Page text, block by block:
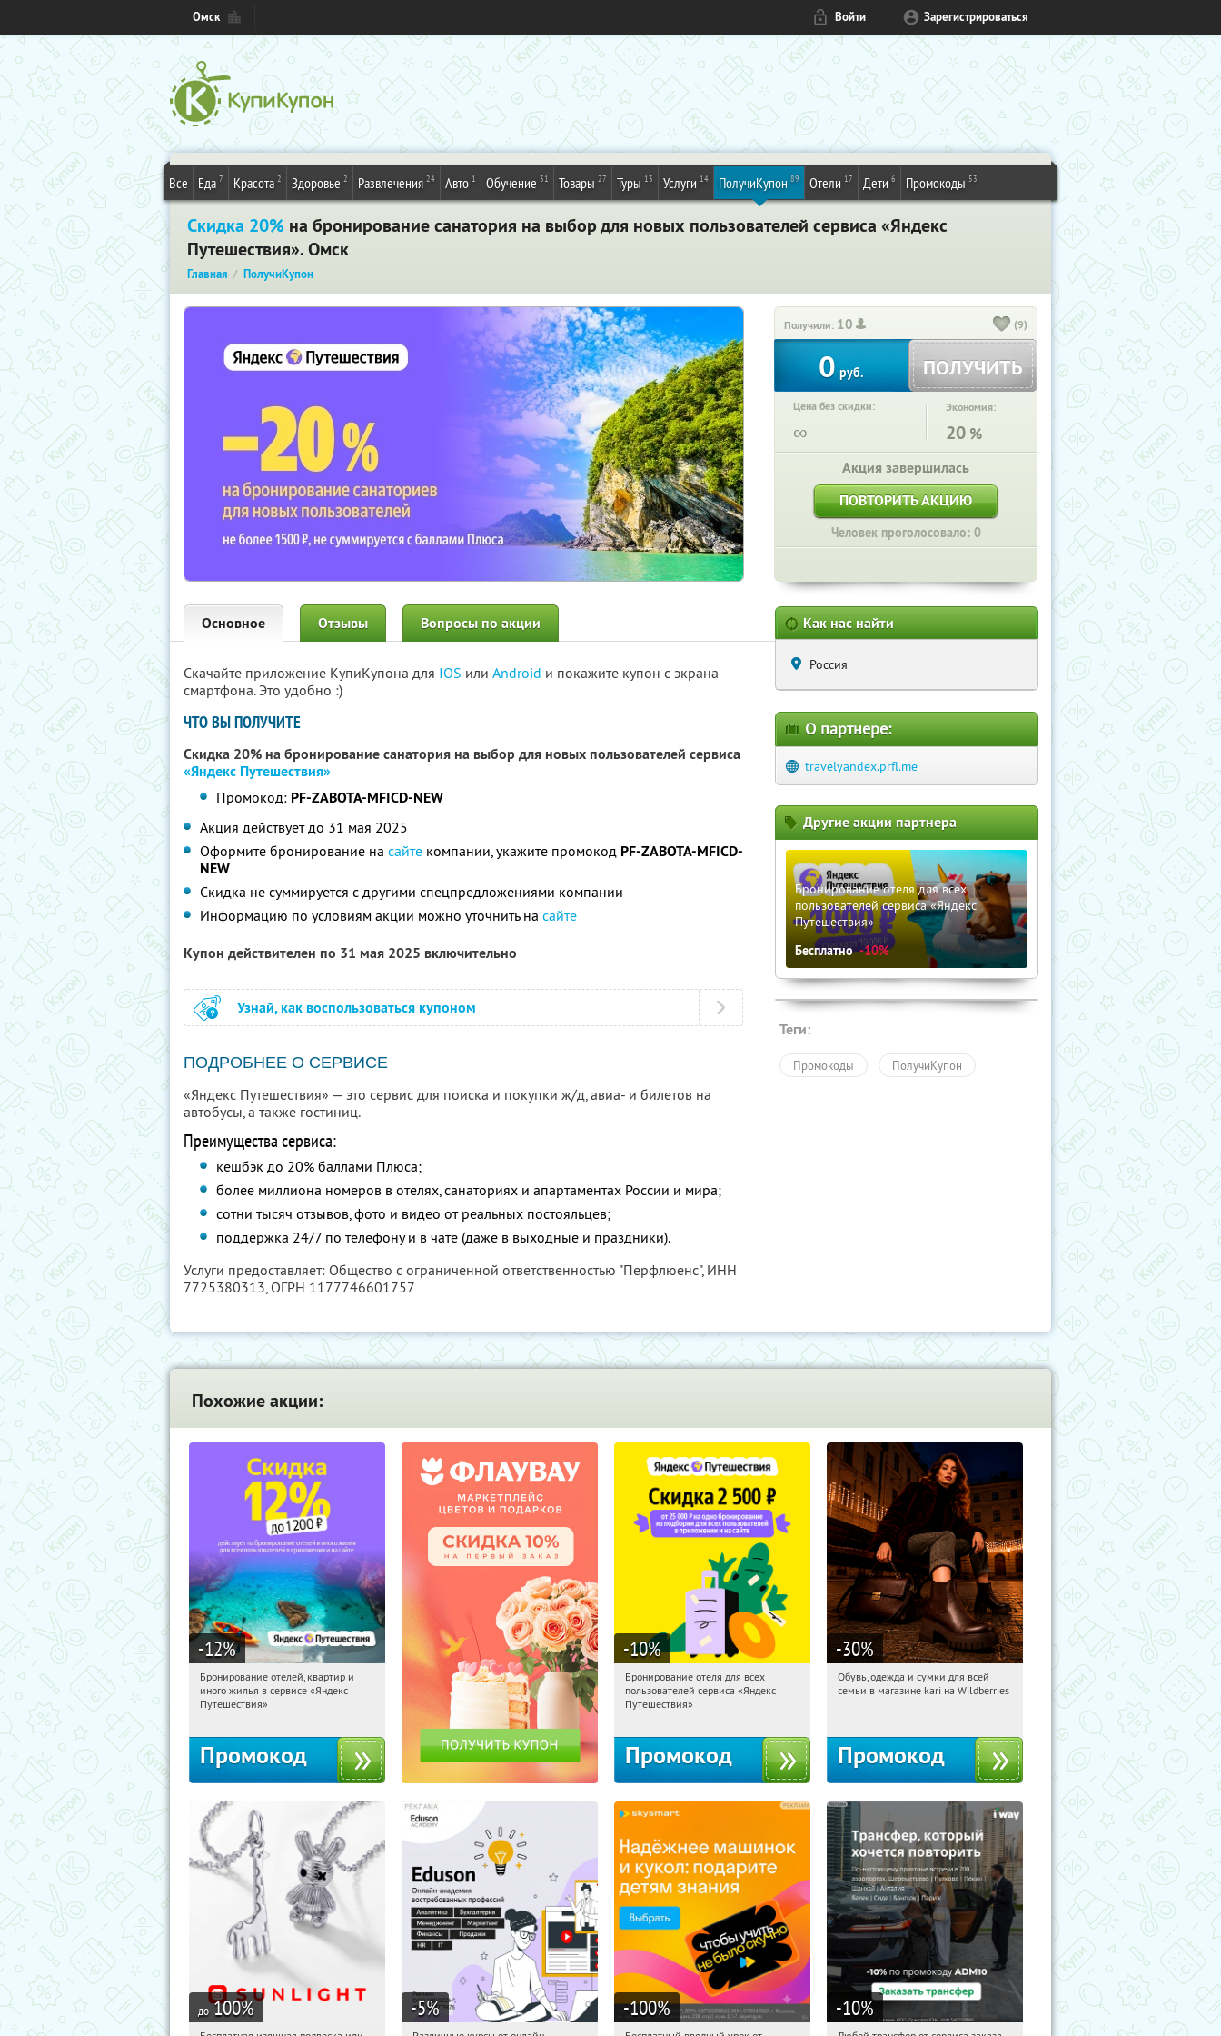
Омск Войти Зарегистрироваться
Все Еда 7 Красота 2 Здоровье 2 Развлечения 24 Авто 1 Обучение 31 Товары 27 Туры 13 Услуги 14 ПолучиКупон 89 Отели 17 Дети 6 Промокоды 53
Скидка 20% на бронирование санатория на выбор для новых пользователей сервиса «Яндекс
Путешествия». Омск
Главная ПолучиКупон
Получили: 10 (9)
0 руб. ПОЛУЧИТЬ
Цена без скидки:
∞
Экономия:
20 %
Акция завершилась
ПОВТОРИТЬ АКЦИЮ
Человек проголосовало: 0
Основное Отзывы Вопросы по акции
Скачайте приложение КупиКупона для IOS или Android и покажите купон с экрана
смартфона. Это удобно :)
ЧТО ВЫ ПОЛУЧИТЕ
Скидка 20% на бронирование санатория на выбор для новых пользователей сервиса
«Яндекс Путешествия»
Промокод: PF-ZABOTA-MFICD-NEW
Акция действует до 31 мая 2025
Оформите бронирование на сайте компании, укажите промокод PF-ZABOTA-MFICD-
NEW
Скидка не суммируется с другими спецпредложениями компании
Информацию по условиям акции можно уточнить на сайте
Купон действителен по 31 мая 2025 включительно
Узнай, как воспользоваться купоном
ПОДРОБНЕЕ О СЕРВИСЕ
«Яндекс Путешествия» — это сервис для поиска и покупки ж/д, авиа- и билетов на
автобусы, а также гостиниц.
Преимущества сервиса:
кешбэк до 20% баллами Плюса;
более миллиона номеров в отелях, санаториях и апартаментах России и мира;
сотни тысяч отзывов, фото и видео от реальных постояльцев;
поддержка 24/7 по телефону и в чате (даже в выходные и праздники).
Услуги предоставляет: Общество с ограниченной ответственностью "Перфлюенс", ИНН
7725380313, ОГРН 1177746601757
Как нас найти
Россия
О партнере:
travelyandex.prfl.me
Другие акции партнера
Бронирование отеля для всех
пользователей сервиса «Яндекс
Путешествия»
Бесплатно -10%
Теги:
Промокоды ПолучиКупон
Похожие акции:
-12%
15:14:12
Получи первым!
Россия
Бронирование отелей, квартир и
иного жилья в сервисе «Яндекс
Путешествия»
Промокод
-10%
15:14:12
Получи первым!
Россия
Бронирование отеля для всех
пользователей сервиса «Яндекс
Путешествия»
Промокод
-30%
15:14:12 Получили:
Обувь, одежда и сумки для всей
семьи в магазине kari на Wildberries
Промокод
до 100% -5% -100% -10%